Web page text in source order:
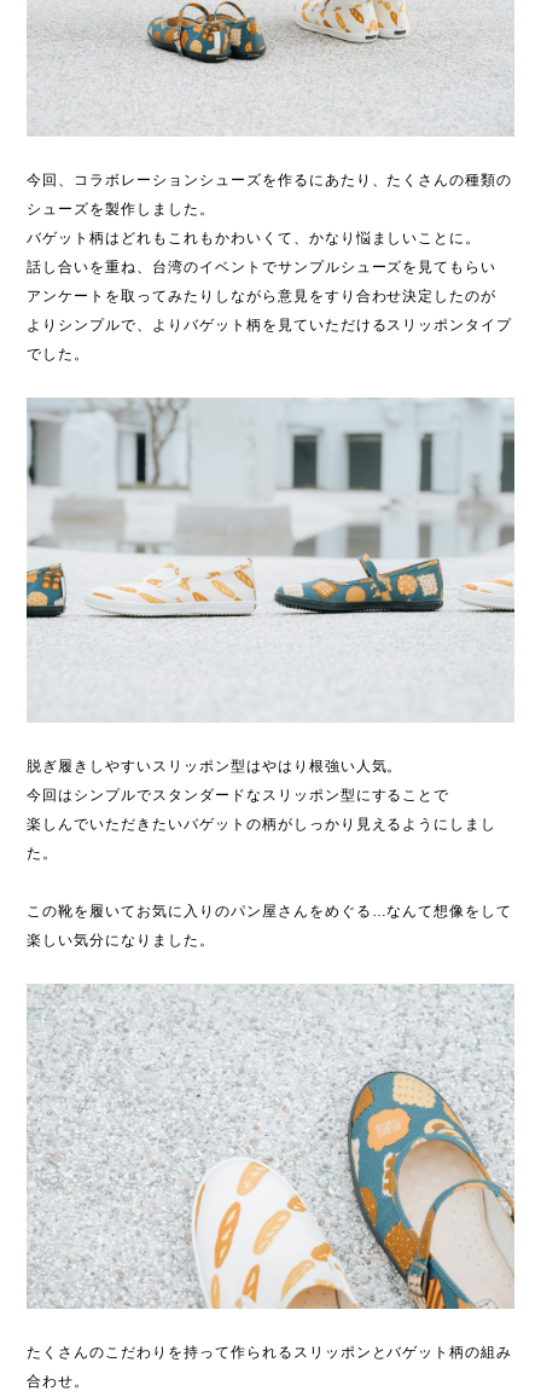
今回、コラボレーションシューズを作るにあたり、たくさんの種類の
シューズを製作しました。
バゲット柄はどれもこれもかわいくて、かなり悩ましいことに。
話し合いを重ね、台湾のイベントでサンプルシューズを見てもらい
アンケートを取ってみたりしながら意見をすり合わせ決定したのが
よりシンプルで、よりバゲット柄を見ていただけるスリッポンタイプ
でした。
脱ぎ履きしやすいスリッポン型はやはり根強い人気。
今回はシンプルでスタンダードなスリッポン型にすることで
楽しんでいただきたいバゲットの柄がしっかり見えるようにしまし
た。
この靴を履いてお気に入りのパン屋さんをめぐる…なんて想像をして
楽しい気分になりました。
たくさんのこだわりを持って作られるスリッポンとバゲット柄の組み
合わせ。